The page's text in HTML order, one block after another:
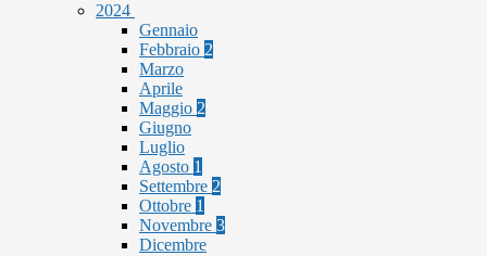
2024
Gennaio
Febbraio 2
Marzo
Aprile
Maggio 2
Giugno
Luglio
Agosto 1
Settembre 2
Ottobre 1
Novembre 3
Dicembre